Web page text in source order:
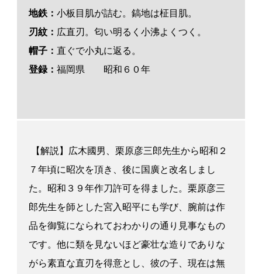
地鉄： 小板目肌が詰む。鎬地は柾目肌。
刃紋： 広直刃。匂い明るく小沸よくつく。
帽子： 直ぐで小丸に返る。
登録： 福岡県 昭和６０年
【解説】広木國男、栗原彦三郎先生から昭和２
７年頃に昭次を頂き、後に国廣と改名しまし
た。昭和３９年作刀許可を得ました。栗原彦三
郎先生を師とした宮入昭平にも学び、腕前は作
品を御覧になられておわかりの通り見事なもの
です。他に類を見ないほど豪壮な造りでありな
がら素直な直刃を得意とし、彼の子、現在は無